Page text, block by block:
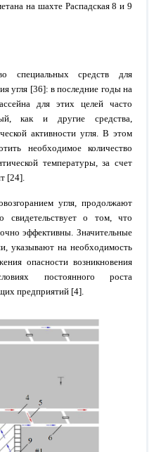
на шахте Распадская 8 и 9
специальных средств для
угля [36]: в последние годы на
для этих целей часто
как и другие средства,
активности угля. В этом
необходимое количество
температуры, за счет
[24].
угля, продолжают
о том, что
эффективны. Значительные
указывают на необходимость
опасности возникновения
постоянного роста
предприятий [4].